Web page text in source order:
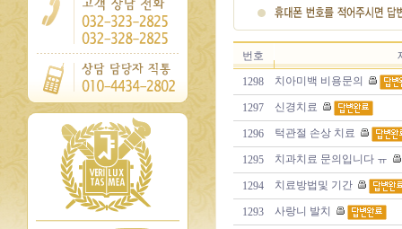
번호
1298 치아미백 비용문의
1297 신경치료
1296 턱관절 손상 치료
1295 치과치료 문의입니다 ㅠ
1294 치료방법및 기간
1293 사랑니 발치